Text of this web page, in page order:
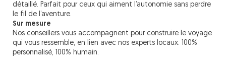
détaillé. Parfait pour ceux qui aiment l’autonomie sans perdre
le fil de l’aventure.
Sur mesure
Nos conseillers vous accompagnent pour construire le voyage
qui vous ressemble, en lien avec nos experts locaux. 100%
personnalisé, 100% humain.